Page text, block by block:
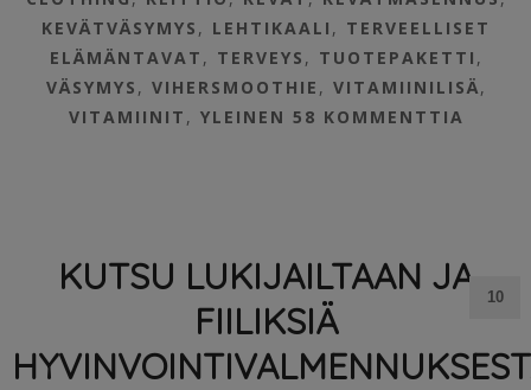
KEVÄTVÄSYMYS , LEHTIKAALI , TERVEELLISET
ELÄMÄNTAVAT , TERVEYS , TUOTEPAKETTI ,
VÄSYMYS , VIHERSMOOTHIE , VITAMIINILISÄ,
VITAMIINIT , YLEINEN 58 KOMMENTTIA
KUTSU LUKIJAILTAAN JA
FIILIKSIÄ
10